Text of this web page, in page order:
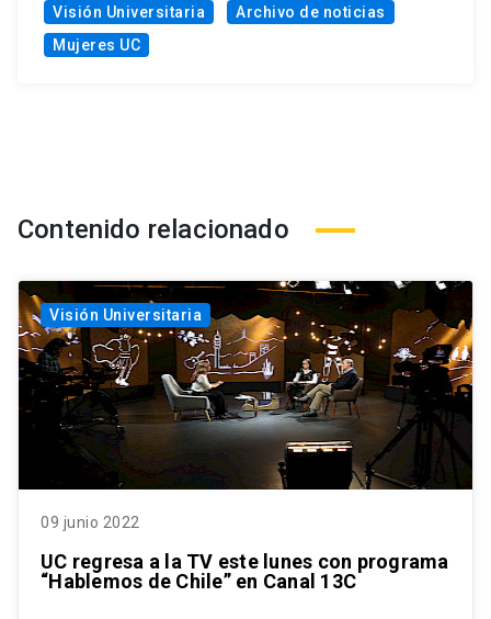
Visión Universitaria
Archivo de noticias
Mujeres UC
Contenido relacionado
Visión Universitaria
09 junio 2022
UC regresa a la TV este lunes con programa
“Hablemos de Chile” en Canal 13C